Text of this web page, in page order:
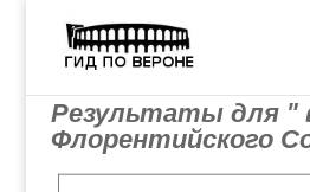
Результаты для "
Флорентийского